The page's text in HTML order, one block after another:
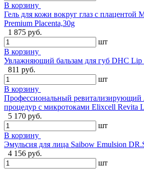
В корзину
Гель для кожи вокруг глаз с плацентой
Premium Placenta,30g
1 875 руб.
шт
В корзину
Увлажняющий бальзам для губ DHC Lip
811 руб.
шт
В корзину
Профессиональный ревитализирующий
процедур с микротоками Elixcell Revita
5 170 руб.
шт
В корзину
Эмульсия для лица Saibow Emulsion
4 156 руб.
шт